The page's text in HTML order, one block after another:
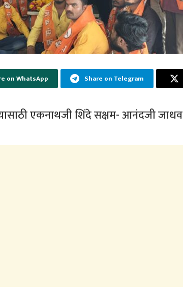
on WhatsApp Share on Telegram
एकनाथजी शिंदे सक्षम- आनंदजी जाधव